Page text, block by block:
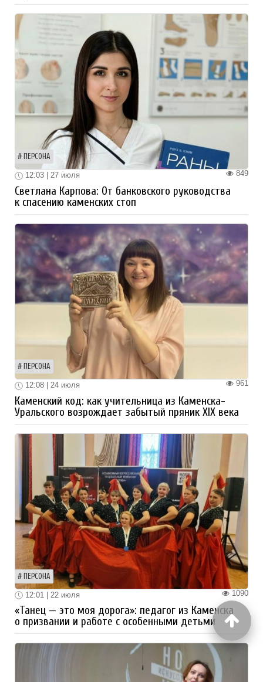
ПЕРСОНА
849
12:03 | 27 июля
Светлана Карпова: От банковского руководства
к спасению каменских стоп
ПЕРСОНА
961
12:08 | 24 июля
Каменский код: как учительница из Каменска-
Уральского возрождает забытый пряник XIX века
ПЕРСОНА
1090
12:01 | 22 июля
«Танец — это моя дорога»: педагог из Каменска
о призвании и работе с особенными детьми